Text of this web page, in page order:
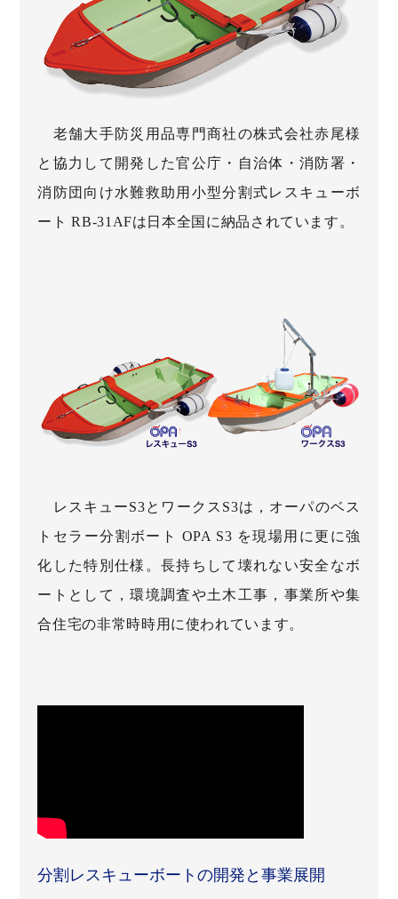
老舗大手防災用品専門商社の株式会社赤尾様
と協力して開発した官公庁・自治体・消防署・
消防団向け水難救助用小型分割式レスキューボ
ート RB-31AFは日本全国に納品されています。
レスキューS3とワークスS3は，オーパのベス
トセラー分割ボート OPA S3 を現場用に更に強
化した特別仕様。長持ちして壊れない安全なボ
ートとして，環境調査や土木工事，事業所や集
合住宅の非常時時用に使われています。
分割レスキューボートの開発と事業展開